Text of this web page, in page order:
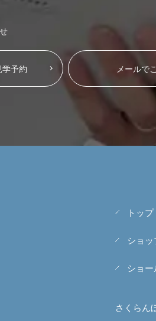
予約 メールで
トップ
ショ
ショ
さくらん